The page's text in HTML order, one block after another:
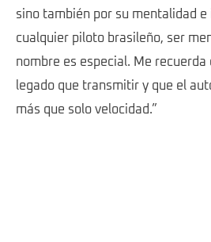
sino también por su mentalidad e
cualquier piloto brasileño, ser
nombre es especial. Me recuerda
legado que transmitir y que el
más que solo velocidad.”